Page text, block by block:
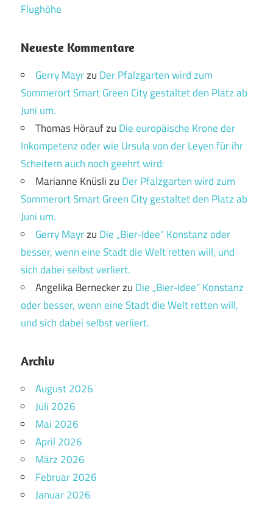
Flughöhe
Neueste Kommentare
Gerry Mayrzu Der Pfalzgarten wird zum
Sommerort Smart Green City gestaltet den Platz ab
Juni um.
Thomas Höraufzu Die europäische Krone der
Inkompetenz oder wie Ursula von der Leyen für ihr
Scheitern auch noch geehrt wird:
Marianne Knüslizu Der Pfalzgarten wird zum
Sommerort Smart Green City gestaltet den Platz ab
Juni um.
Gerry Mayrzu Die „Bier-Idee“ Konstanz oder
besser, wenn eine Stadt die Welt retten will, und
sich dabei selbst verliert.
Angelika Berneckerzu Die „Bier-Idee“ Konstanz
oder besser, wenn eine Stadt die Welt retten will,
und sich dabei selbst verliert.
Archiv
August 2026
Juli 2026
Mai 2026
April 2026
März 2026
Februar 2026
Januar 2026